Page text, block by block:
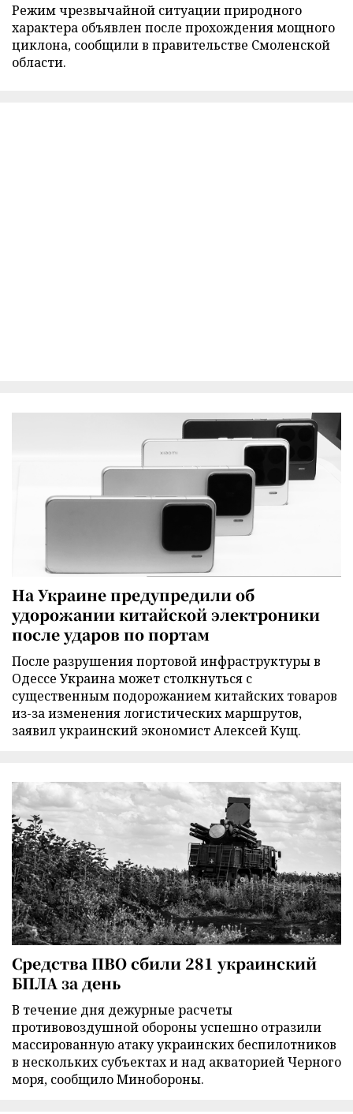
Режим чрезвычайной ситуации природного
характера объявлен после прохождения мощного
циклона, сообщили в правительстве Смоленской
области.
На Украине предупредили об
удорожании китайской электроники
после ударов по портам
После разрушения портовой инфраструктуры в
Одессе Украина может столкнуться с
существенным подорожанием китайских товаров
из-за изменения логистических маршрутов,
заявил украинский экономист Алексей Кущ.
Средства ПВО сбили 281 украинский
БПЛА за день
В течение дня дежурные расчеты
противовоздушной обороны успешно отразили
массированную атаку украинских беспилотников
в нескольких субъектах и над акваторией Черного
моря, сообщило Минобороны.